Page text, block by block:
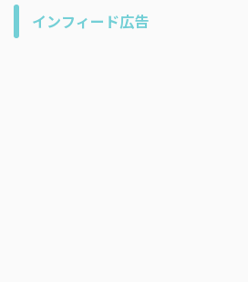
インフィード広告